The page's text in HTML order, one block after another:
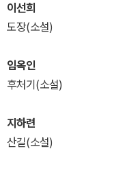
이선희
도장(소설)
임옥인
후처기(소설)
지하련
산길(소설)